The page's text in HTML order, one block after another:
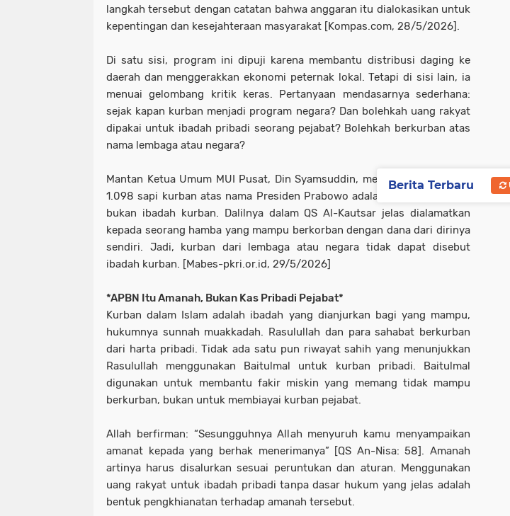
langkah tersebut dengan catatan bahwa anggaran itu dialokasikan untuk
kepentingan dan kesejahteraan masyarakat [Kompas.com, 28/5/2026].
Di satu sisi, program ini dipuji karena membantu distribusi daging ke
daerah dan menggerakkan ekonomi peternak lokal. Tetapi di sisi lain, ia
menuai gelombang kritik keras. Pertanyaan mendasarnya sederhana:
sejak kapan kurban menjadi program negara? Dan bolehkah uang rakyat
dipakai untuk ibadah pribadi seorang pejabat? Bolehkah berkurban atas
nama lembaga atau negara?
Mantan Ketua Umum MUI Pusat, Din Syamsuddin, menegaskan: polemik
1.098 sapi kurban atas nama Presiden Prabowo adalah bantuan negara,
bukan ibadah kurban. Dalilnya dalam QS Al-Kautsar jelas dialamatkan
kepada seorang hamba yang mampu berkorban dengan dana dari dirinya
sendiri. Jadi, kurban dari lembaga atau negara tidak dapat disebut
ibadah kurban. [Mabes-pkri.or.id, 29/5/2026]
*APBN Itu Amanah, Bukan Kas Pribadi Pejabat*
Kurban dalam Islam adalah ibadah yang dianjurkan bagi yang mampu,
hukumnya sunnah muakkadah. Rasulullah dan para sahabat berkurban
dari harta pribadi. Tidak ada satu pun riwayat sahih yang menunjukkan
Rasulullah menggunakan Baitulmal untuk kurban pribadi. Baitulmal
digunakan untuk membantu fakir miskin yang memang tidak mampu
berkurban, bukan untuk membiayai kurban pejabat.
Allah berfirman: “Sesungguhnya Allah menyuruh kamu menyampaikan
amanat kepada yang berhak menerimanya” [QS An-Nisa: 58]. Amanah
artinya harus disalurkan sesuai peruntukan dan aturan. Menggunakan
uang rakyat untuk ibadah pribadi tanpa dasar hukum yang jelas adalah
bentuk pengkhianatan terhadap amanah tersebut.
Berita Terbaru